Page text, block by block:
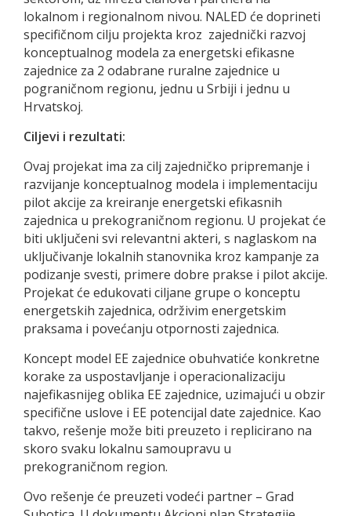
lokalnom i regionalnom nivou. NALED će doprineti
specifičnom cilju projekta kroz zajednički razvoj
konceptualnog modela za energetski efikasne
zajednice za 2 odabrane ruralne zajednice u
pograničnom regionu, jednu u Srbiji i jednu u
Hrvatskoj.
Ciljevi i rezultati:
Ovaj projekat ima za cilj zajedničko pripremanje i
razvijanje konceptualnog modela i implementaciju
pilot akcije za kreiranje energetski efikasnih
zajednica u prekograničnom regionu. U projekat će
biti uključeni svi relevantni akteri, s naglaskom na
uključivanje lokalnih stanovnika kroz kampanje za
podizanje svesti, primere dobre prakse i pilot akcije.
Projekat će edukovati ciljane grupe o konceptu
energetskih zajednica, održivim energetskim
praksama i povećanju otpornosti zajednica.
Koncept model EE zajednice obuhvatiće konkretne
korake za uspostavljanje i operacionalizaciju
najefikasnijeg oblika EE zajednice, uzimajući u obzir
specifične uslove i EE potencijal date zajednice. Kao
takvo, rešenje može biti preuzeto i replicirano na
skoro svaku lokalnu samoupravu u
prekograničnom region.
Ovo rešenje će preuzeti vodeći partner – Grad